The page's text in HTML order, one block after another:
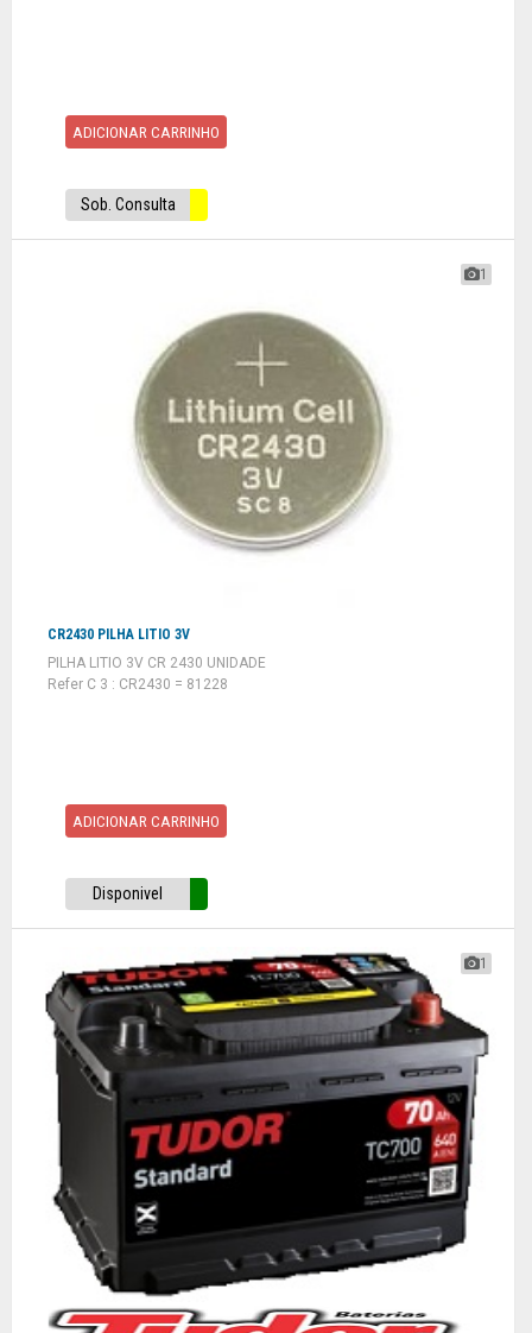
ADICIONAR CARRINHO
Sob. Consulta
1
CR2430 PILHA LITIO 3V
PILHA LITIO 3V CR 2430 UNIDADE
Refer C 3 : CR2430 = 81228
ADICIONAR CARRINHO
Disponivel
1